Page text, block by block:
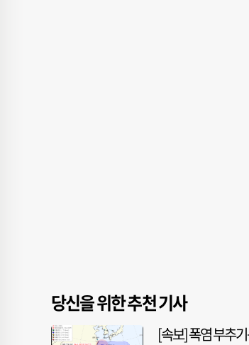
당신을 위한 추천 기사
[속보] 폭염 부추